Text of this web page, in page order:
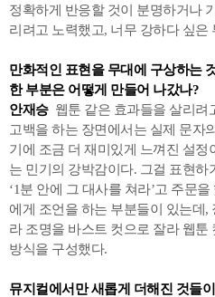
정확하게 반응할 것이 분명하거나
리려고 노력했고, 너무 강하다 싶은
만화적인 표현을 무대에 구상하는
한 부분은 어떻게 만들어 나갔나?
안재승웹툰 같은 효과들을 살리려
고백을 하는 장면에서는 실제 문자
기에 조금 더 재미있게 느껴진 설정
는 민기의 강박감이다. 그걸 표현하
‘1분 안에 그 대사를 쳐라’고 주문
에게 조언을 하는 부분들이 있는데,
라 조명을 바스트 컷으로 잘라 웹툰
방식을 구성했다.
뮤지컬에서만 새롭게 더해진 것들